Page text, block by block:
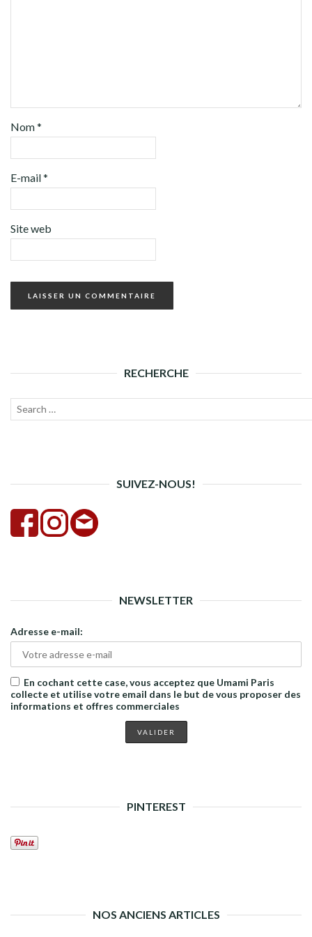
Nom*
E-mail*
Site web
RECHERCHE
Recherche
SUIVEZ-NOUS!
NEWSLETTER
Adresse e-mail:
En cochant cette case, vous acceptez que Umami Paris
collecte et utilise votre email dans le but de vous proposer des
informations et offres commerciales
PINTEREST
NOS ANCIENS ARTICLES